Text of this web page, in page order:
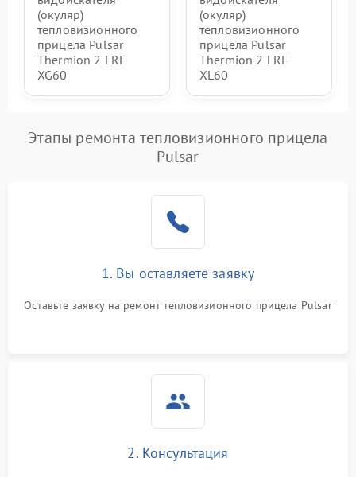
(окуляр)
тепловизионного
прицела Pulsar
Thermion 2 LRF
XG60
(окуляр)
тепловизионного
прицела Pulsar
Thermion 2 LRF
XL60
Этапы ремонта тепловизионного прицела
Pulsar
1. Вы оставляете заявку
Оставьте заявку на ремонт тепловизионного прицела Pulsar
2. Консультация